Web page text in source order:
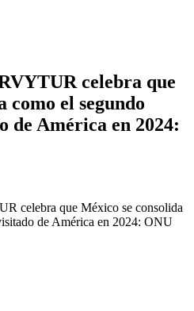
celebra que
como el segundo
de América en 2024:
celebra que México se consolida
de América en 2024: ONU